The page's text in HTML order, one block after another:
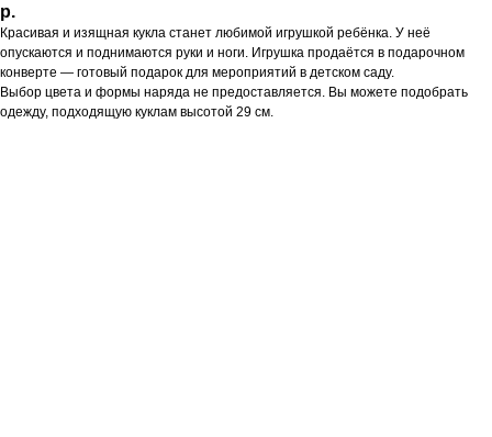
р.
Красивая и изящная кукла станет любимой игрушкой ребёнка. У неё
опускаются и поднимаются руки и ноги. Игрушка продаётся в подарочном
конверте — готовый подарок для мероприятий в детском саду.
Выбор цвета и формы наряда не предоставляется. Вы можете подобрать
одежду, подходящую куклам высотой 29 см.